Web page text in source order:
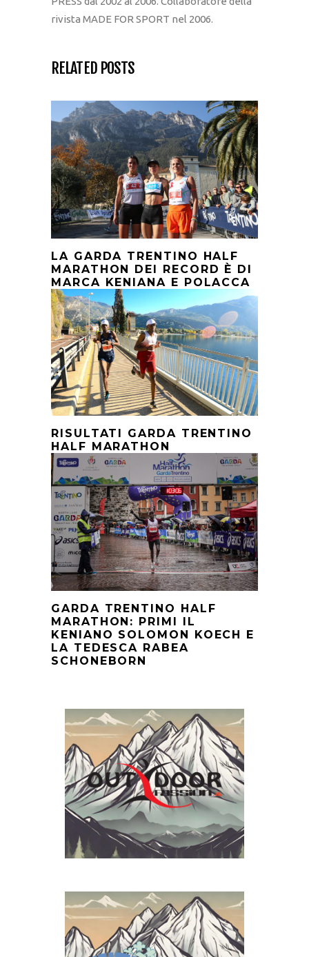
rivista MADE FOR SPORT nel 2006.
RELATED POSTS
LA GARDA TRENTINO HALF
MARATHON DEI RECORD È DI
MARCA KENIANA E POLACCA
RISULTATI GARDA TRENTINO
HALF MARATHON
GARDA TRENTINO HALF
MARATHON: PRIMI IL
KENIANO SOLOMON KOECH E
LA TEDESCA RABEA
SCHONEBORN